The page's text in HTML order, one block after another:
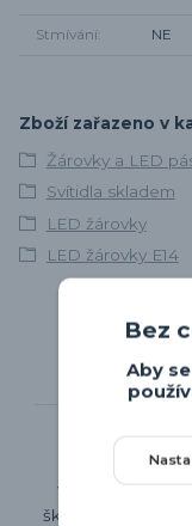
Stmívání NE
Zboží zařazeno v
Žárovky a LED
Svítidla skladem
LED žárovky
LED žárovky E14
V Bytových
škálu svítidel,
Bez
Aby